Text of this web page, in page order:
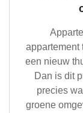
appartement
een nieuw
Dan is dit
precies
groene